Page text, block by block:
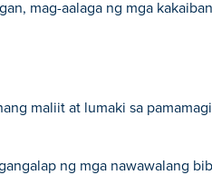
mag-aalaga ng mga
maliit at lumaki sa
ng mga nawawalang